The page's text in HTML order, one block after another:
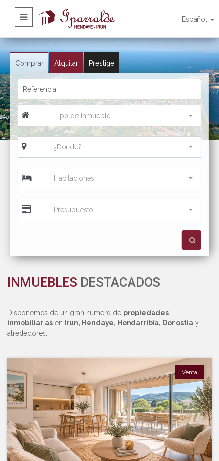
Español
Comprar Alquilar Prestige
Tipo de Inmueble
¿Donde?
Habitaciones
Presupuesto
INMUEBLES DESTACADOS
Disponemos de un gran número de propiedades
inmobiliarias en Irun, Hendaye, Hondarribia, Donostia y
alrededores.
Venta